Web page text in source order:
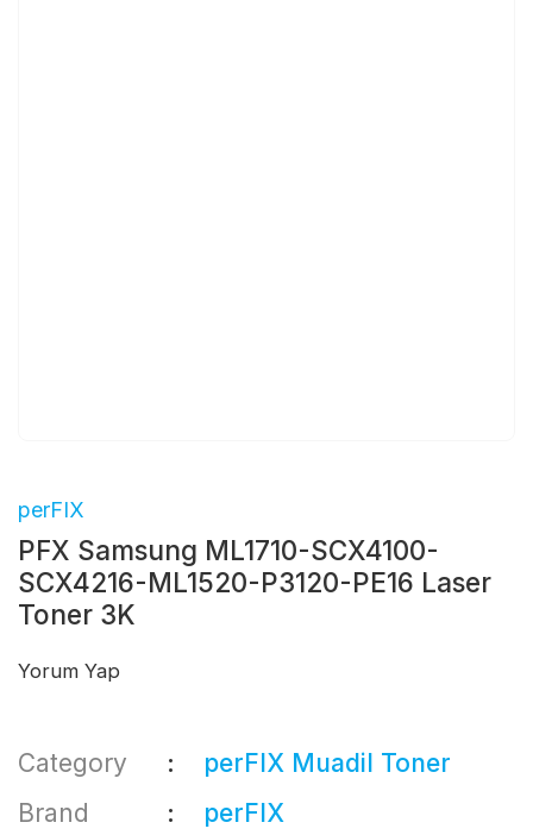
perFIX
PFX Samsung ML1710-SCX4100-
SCX4216-ML1520-P3120-PE16 Laser
Toner 3K
Yorum Yap
Category
perFIX Muadil Toner
Brand
perFIX